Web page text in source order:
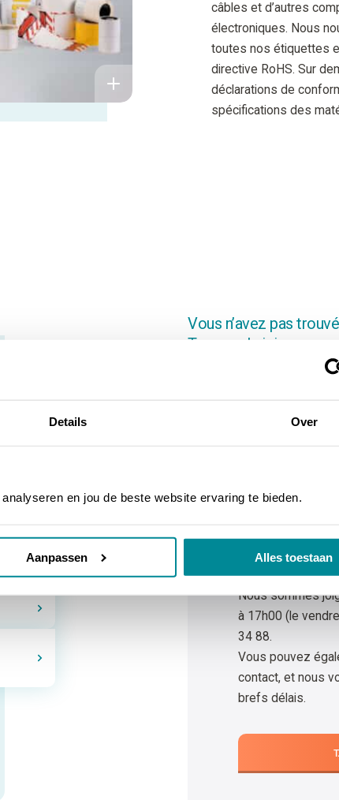
Details Over
en jou de beste website ervaring te bieden.
Aanpassen Alles toestaan
câbles et d’autres
électroniques. Nous
toutes nos étiquettes
directive RoHS. Sur
déclarations de
spécifications des
Vous n’avez pas
Trouvez-la ici.
APPELEZ-NOUS AU
Nous sommes
à 17h00 (le
34 88.
Vous pouvez
contact, et nous
brefs délais.